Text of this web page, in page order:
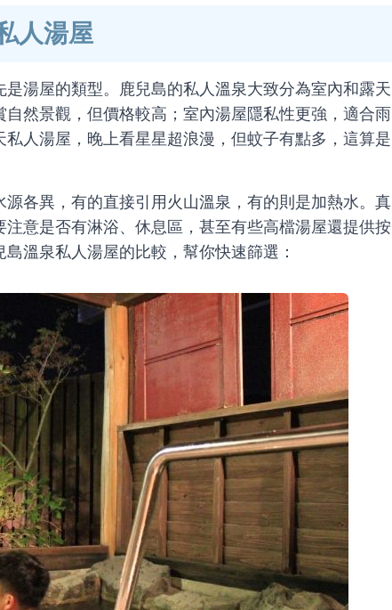
人湯屋
湯屋的類型。鹿兒島的私人溫泉大致分為室內和露天
然景觀，但價格較高；室內湯屋隱私性更強，適合雨
人湯屋，晚上看星星超浪漫，但蚊子有點多，這算是
各異，有的直接引用火山溫泉，有的則是加熱水。真
意是否有淋浴、休息區，甚至有些高檔湯屋還提供按
溫泉私人湯屋的比較，幫你快速篩選：